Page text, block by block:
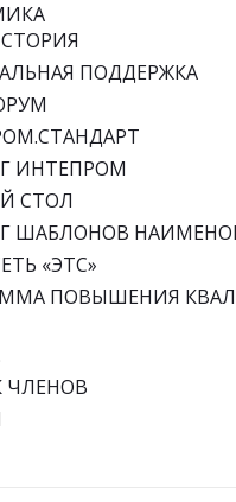
ПОДДЕРЖКА
ИНТЕПРОМ
СТОЛ
ШАБЛОНОВ
«ЭТС»
ПОВЫШЕНИЯ
ЧЛЕНОВ